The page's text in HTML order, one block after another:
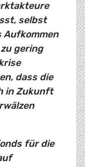
selbst
Aufkommen
gering
dass die
in Zukunft
für die